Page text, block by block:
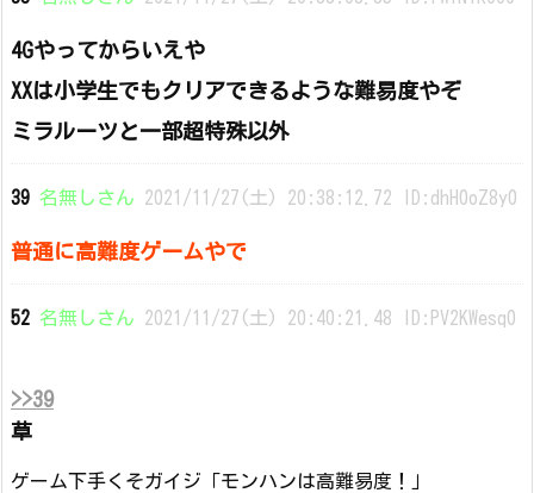
4Gやってからいえや
XXは小学生でもクリアできるような難易度やぞ
ミラルーツと一部超特殊以外
39 名無しさん 2021/11/27(土) 20:38:12.72 ID:dhH0oZ8y0
普通に高難度ゲームやで
52 名無しさん 2021/11/27(土) 20:40:21.48 ID:PV2KWesq0
>>39
草
ゲーム下手くそガイジ「モンハンは高難易度！」